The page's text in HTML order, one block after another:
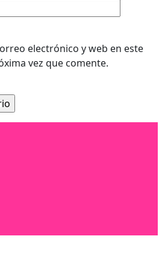
electrónico y web en este
vez que comente.